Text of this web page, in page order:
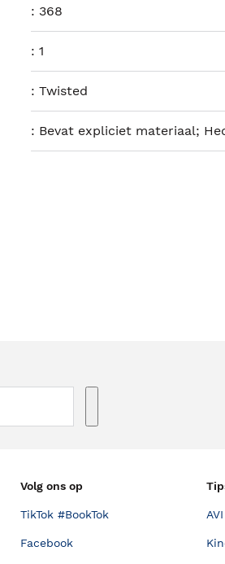
:368
:1
:Twisted
: Bevat expliciet materiaal;
Volg ons op
TikTok #BookTok
Facebook